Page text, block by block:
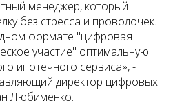
менеджер, который
без стресса и проволочек.
формате "цифровая
участие" оптимальную
ипотечного сервиса»,-
директор цифровых
Любименко.